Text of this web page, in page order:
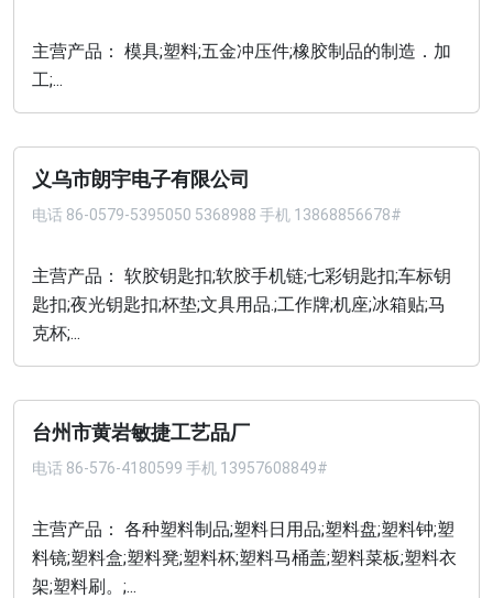
主营产品： 模具;塑料;五金冲压件;橡胶制品的制造．加
工;...
义乌市朗宇电子有限公司
电话 86-0579-5395050 5368988 手机 13868856678#
主营产品： 软胶钥匙扣;软胶手机链;七彩钥匙扣;车标钥
匙扣;夜光钥匙扣;杯垫;文具用品.;工作牌;机座;冰箱贴;马
克杯;...
台州市黄岩敏捷工艺品厂
电话 86-576-4180599 手机 13957608849#
主营产品： 各种塑料制品;塑料日用品;塑料盘;塑料钟;塑
料镜;塑料盒;塑料凳;塑料杯;塑料马桶盖;塑料菜板;塑料衣
架;塑料刷。;...